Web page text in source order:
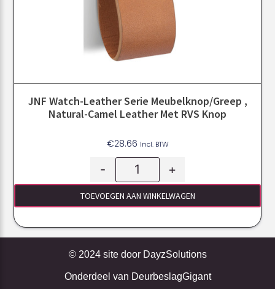
JNF Watch-Leather Serie Meubelknop/greep ,
Natural-Camel Leather Met RVS Knop
€28.66 Incl. BTW
- +
TOEVOEGEN AAN WINKELWAGEN
© 2024 site door DayzSolutions
Onderdeel van DeurbeslagGigant